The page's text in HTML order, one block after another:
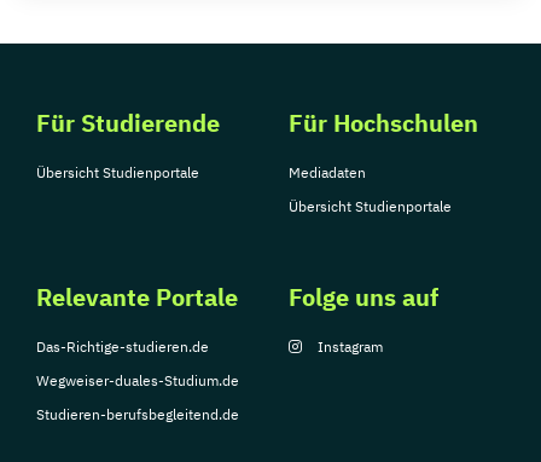
Für Studierende
Übersicht Studienportale
Für Hochschulen
Mediadaten
Übersicht Studienportale
Relevante Portale
Das-Richtige-studieren.de
Wegweiser-duales-Studium.de
Studieren-berufsbegleitend.de
Folge uns auf
Instagram